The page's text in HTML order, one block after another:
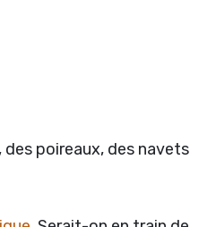
des poireaux, des navets